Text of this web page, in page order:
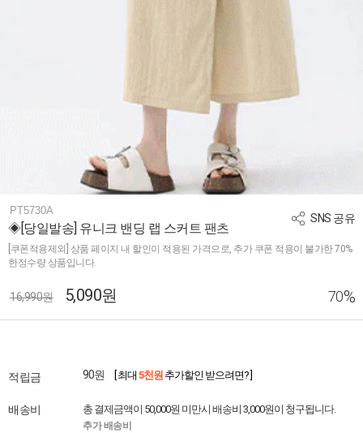
SNS 공유
PT5730A
◈[당일발송] 유니크 밴딩 랩 스커트 팬츠
[쿠폰적용제외] 상품 페이지 내 할인이 적용된 가격으로, 추가 쿠폰 적용이 불가한 70%
한정수량 상품입니다.
16,990원 5,090원 70%
적립금 90원 [ 최대 5천원 추가할인 받으려면? ]
배송비 총 결제금액이 50,000원 미만시 배송비 3,000원이 청구됩니다.
추가 배송비